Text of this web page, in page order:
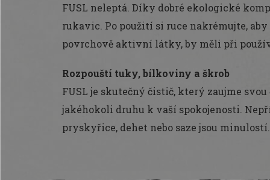
FUSL neleptá. Díky dobré ekologické
rukavic. Po použití si ruce nakrémujte,
povrchově aktivní látky, by měli při
Rozpouští tuky, bílkoviny a škrob
FUSL je skutečný čistič, který zaujme
jakéhokoli druhu k vaší spokojenosti.
pryskyřice, dehet nebo saze jsou minulostí.